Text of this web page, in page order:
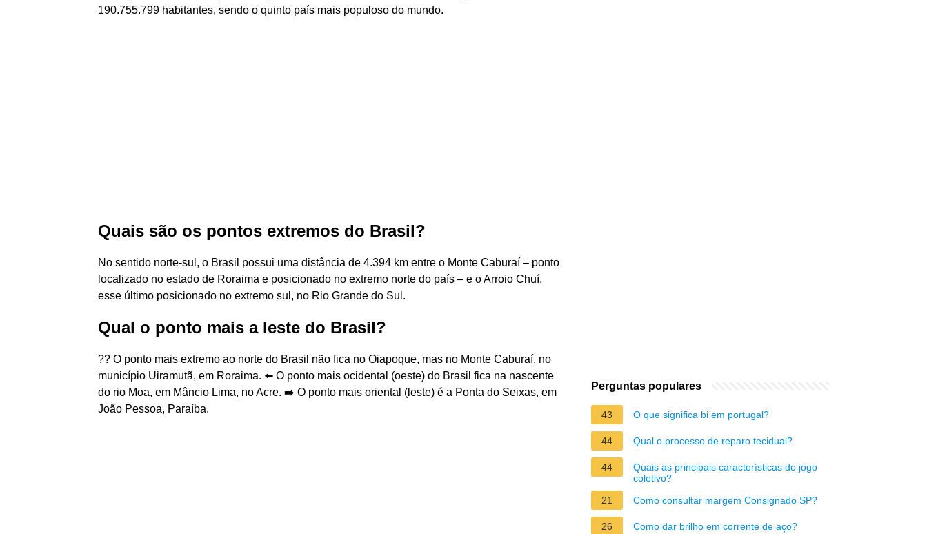
190.755.799 habitantes, sendo o quinto país mais populoso do mundo.
Quais são os pontos extremos do Brasil?
No sentido norte-sul, o Brasil possui uma distância de 4.394 km entre o Monte Caburaí – ponto
localizado no estado de Roraima e posicionado no extremo norte do país – e o Arroio Chuí,
esse último posicionado no extremo sul, no Rio Grande do Sul.
Qual o ponto mais a leste do Brasil?
?️? O ponto mais extremo ao norte do Brasil não fica no Oiapoque, mas no Monte Caburaí, no
município Uiramutã, em Roraima. ⬅️ O ponto mais ocidental (oeste) do Brasil fica na nascente
do rio Moa, em Mâncio Lima, no Acre. ➡️ O ponto mais oriental (leste) é a Ponta do Seixas, em
João Pessoa, Paraíba.
Perguntas populares
43 O que significa bi em portugal?
44 Qual o processo de reparo tecidual?
44
Quais as principais características do jogo
coletivo?
21
Como consultar margem Consignado SP?
26 Como dar brilho em corrente de aço?